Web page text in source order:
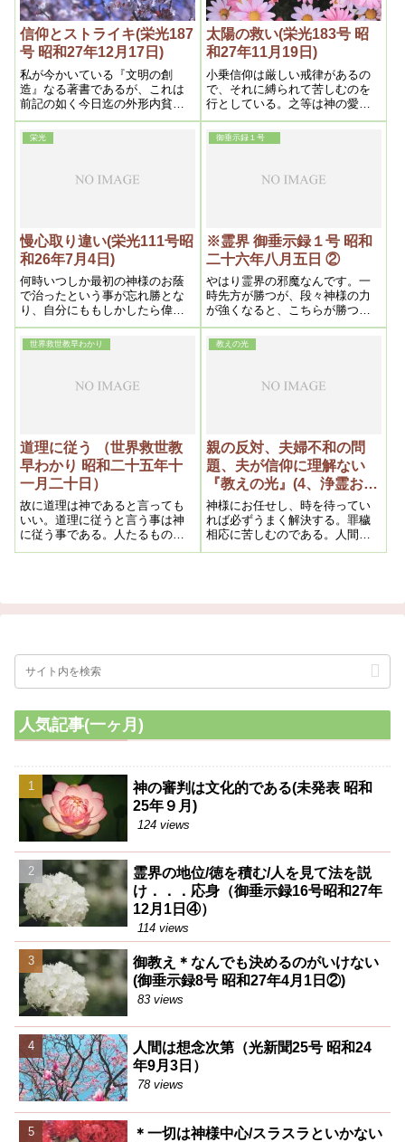
信仰とストライキ(栄光187
号 昭和27年12月17日)
私が今かいている『文明の創
造』なる著書であるが、これは
前記の如く今日迄の外形内貧の
文明を揚棄し、当然生まれるべ
き真文明の設計構想を指示した
ものであるから、完成の暁全世
蒙せんとするのが目的である。
太陽の救い(栄光183号 昭
和27年11月19日)
小乗信仰は厳しい戒律があるの
で、それに縛られて苦しむのを
行としている。之等は神の愛を
拒否する事になり、気の毒なも
のである。之を私は信仰地獄と
いっている。処が本教は反対
て自由であり、人生を楽しむ事
哲学、政治、経済、教育、芸
術、医学等々、人間に必要なも
のは悉く包含されており、恰度
ちょうど太陽が凡ゆる色をコン
トロールして白一色である如
く、本教は昼の宗教であり、太
陽の救いである。
栄光
慢心取り違い(栄光111号昭
和26年7月4日)
何時いつしか最初の神様のお蔭
で治ったという事が忘れ勝とな
り、自分にももしかしたら偉い
点があるのではないかと思う人
もある、処がこれが立派な慢心
であって、この時が最も危険期
ればならない、というのは考え
るのはこの点で、即ち力とは人
間力であるから、人間力を抜く
程いい訳である、この理によっ
て慢心するとどうも人間力が加
わりたがる、何よりもそうなる
と浄霊の効き目が薄くなる
御垂示録１号
※霊界 御垂示録１号 昭和
二十六年八月五日 ②
やはり霊界の邪魔なんです。一
時先方が勝つが、段々神様の力
が強くなると、こちらが勝つ。
ミロクの世迄この戦いは続くん
です。
世界救世教早わかり
道理に従う （世界救世教
早わかり 昭和二十五年十
一月二十日）
故に道理は神であると言っても
いい。道理に従うと言う事は神
に従う事である。人たるもの如
何なる事があっても、道理を重
教えの光
親の反対、夫婦不和の問
題、夫が信仰に理解ない
『教えの光』(4、浄霊およ
び信仰上の問題）昭和二十
六年五月二十日)
神様にお任せし、時を待ってい
れば必ずうまく解決する。罪穢
相応に苦しむのである。人間は
霊層界に籍があるが、夫婦のう
になる
人気記事(一ヶ月)
神の審判は文化的である(未発表 昭和
25年９月)
124 views
霊界の地位/徳を積む/人を見て法を説
け．．．応身（御垂示録16号昭和27年
12月1日④）
114 views
御教え＊なんでも決めるのがいけない
(御垂示録8号 昭和27年4月1日②)
83 views
人間は想念次第（光新聞25号 昭和24
年9月3日）
78 views
＊一切は神様中心/スラスラといかない